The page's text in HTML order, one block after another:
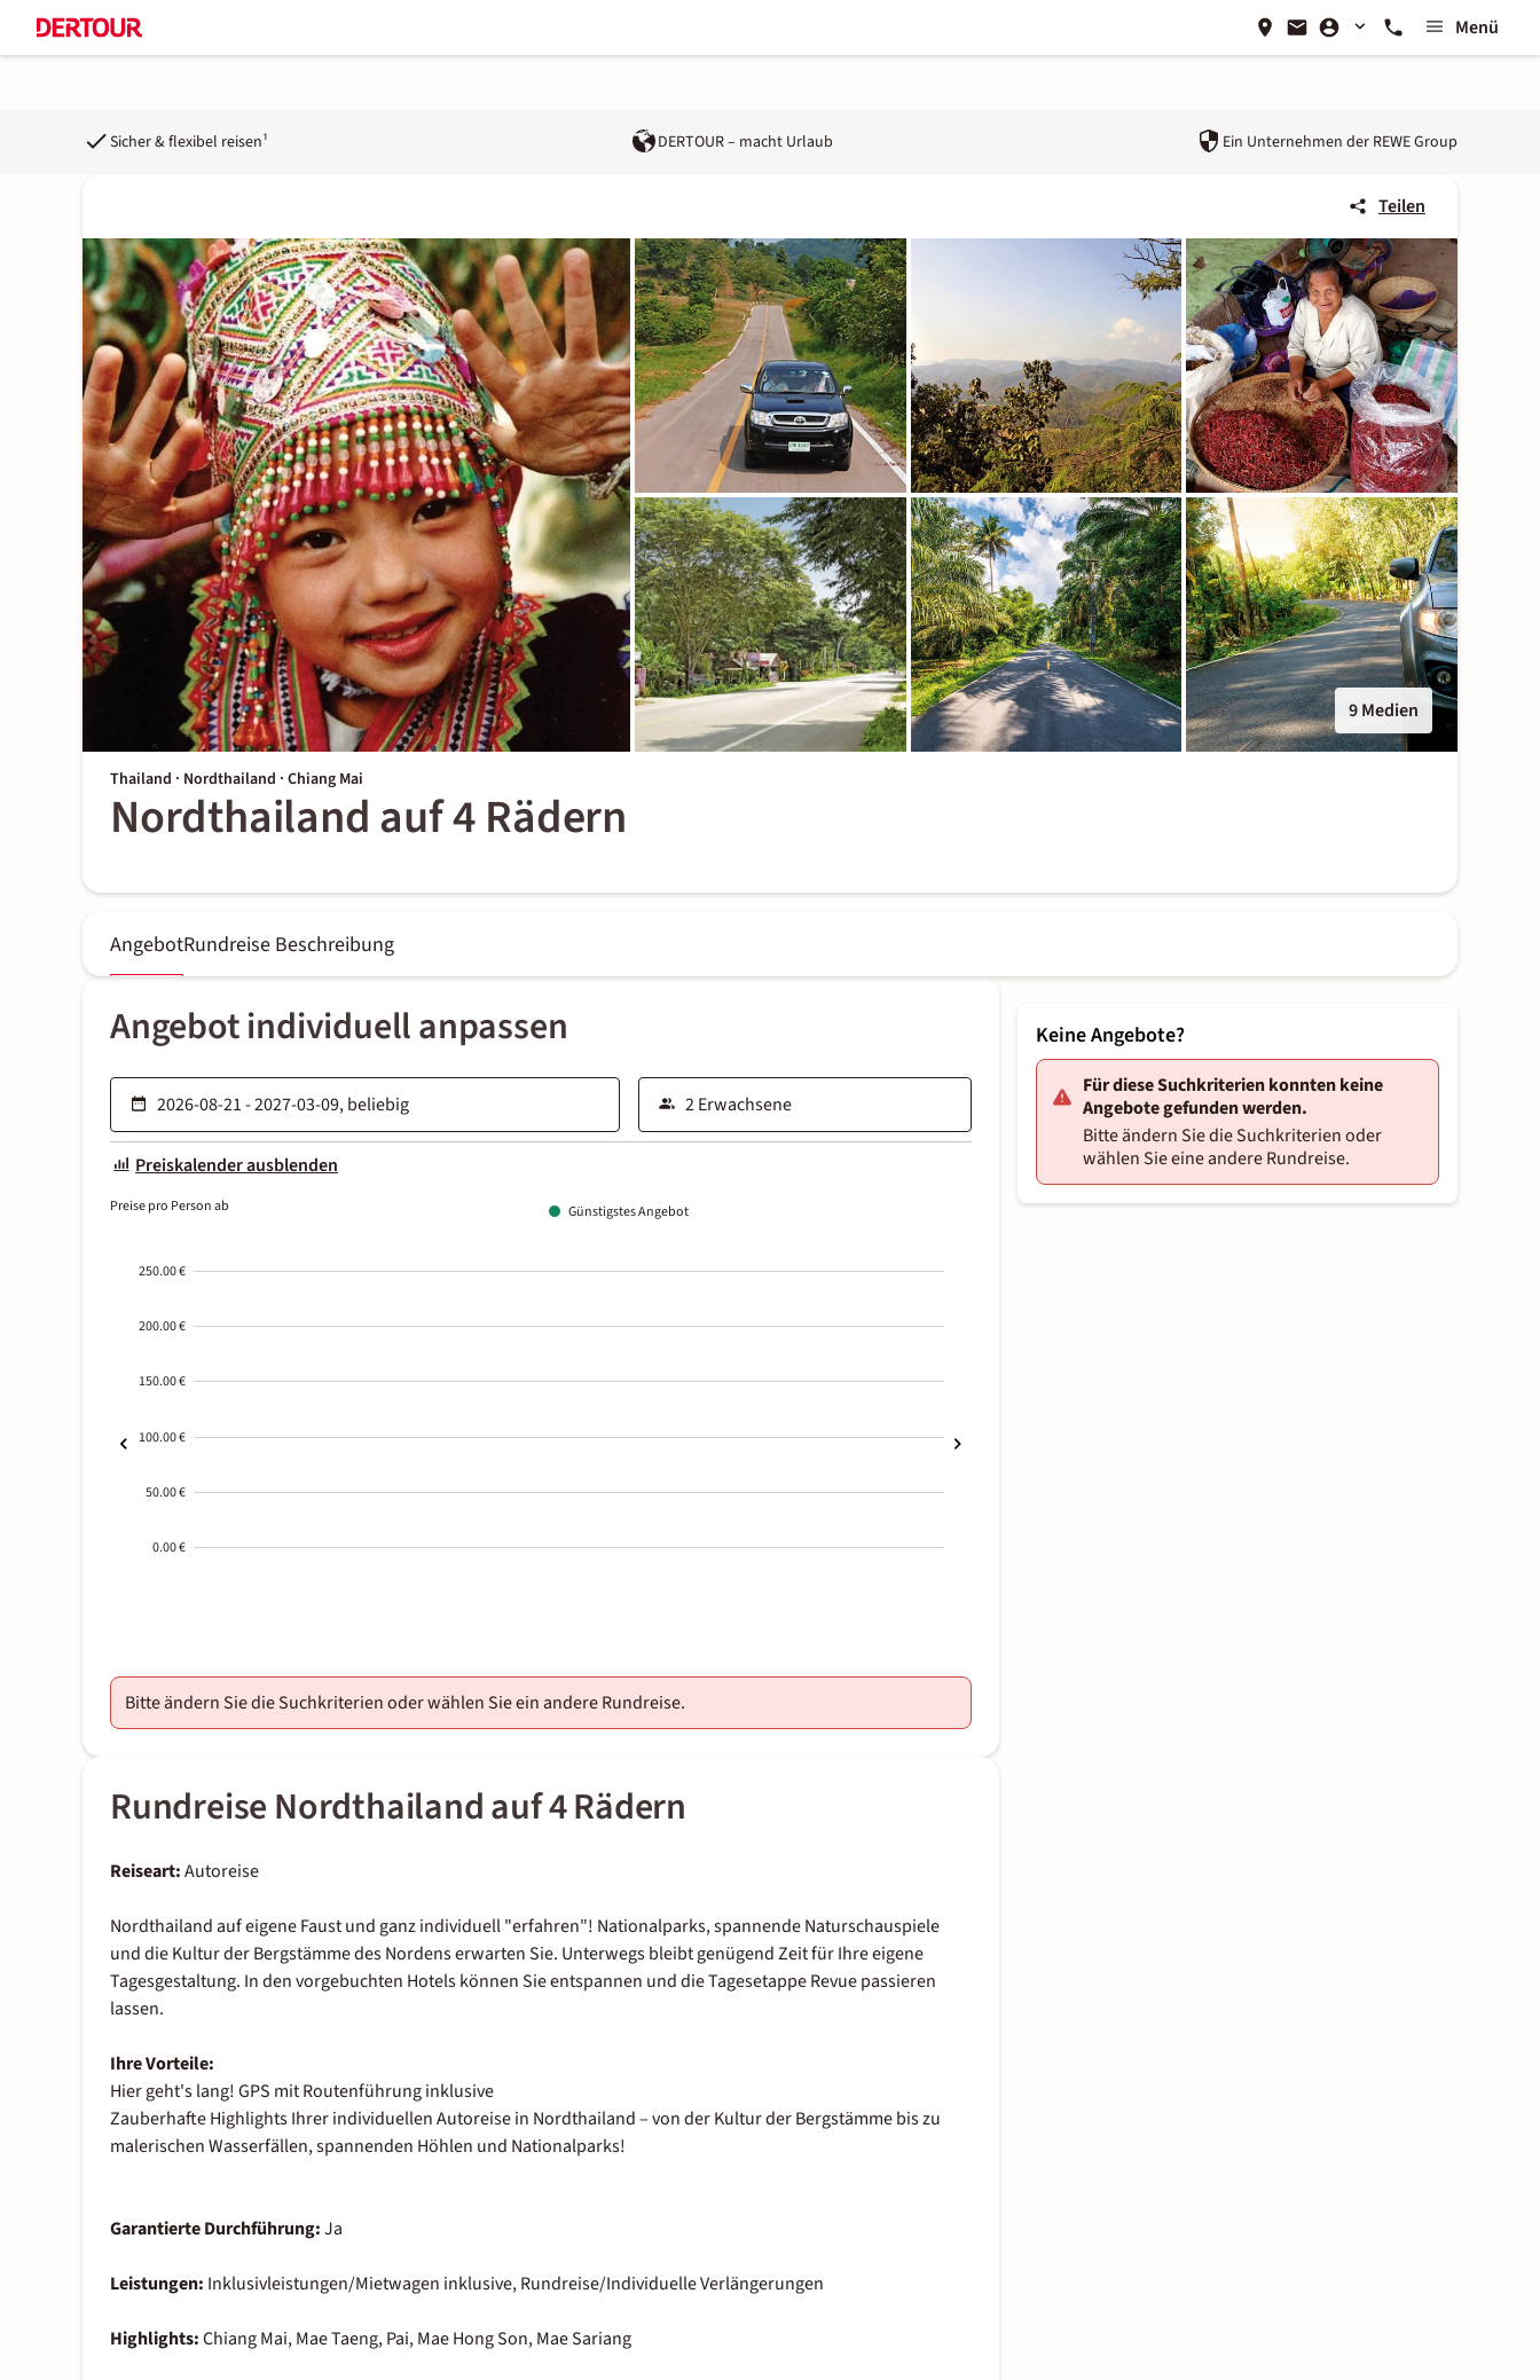
Menü
Sicher & flexibel reisen¹ DERTOUR – macht Urlaub Ein Unternehmen der REWE Group
Teilen
9 Medien
Thailand · Nordthailand · Chiang Mai
Nordthailand auf 4 Rädern
AngebotRundreise Beschreibung
Angebot individuell anpassen
Preiskalender ausblenden
Preise pro Person ab Günstigstes Angebot
250.00 €
200.00 €
150.00 €
100.00 €
50.00 €
0.00 €
Bitte ändern Sie die Suchkriterien oder wählen Sie ein andere Rundreise.
Rundreise Nordthailand auf 4 Rädern
Reiseart:Autoreise
Nordthailand auf eigene Faust und ganz individuell "erfahren"! Nationalparks, spannende Naturschauspiele
und die Kultur der Bergstämme des Nordens erwarten Sie. Unterwegs bleibt genügend Zeit für Ihre eigene
Tagesgestaltung. In den vorgebuchten Hotels können Sie entspannen und die Tagesetappe Revue passieren
lassen.
Ihre Vorteile:
Hier geht's lang! GPS mit Routenführung inklusive
Zauberhafte Highlights Ihrer individuellen Autoreise in Nordthailand – von der Kultur der Bergstämme bis zu
malerischen Wasserfällen, spannenden Höhlen und Nationalparks!
Garantierte Durchführung:Ja
Leistungen: Inklusivleistungen/Mietwagen inklusive, Rundreise/Individuelle Verlängerungen
Highlights:Chiang Mai, Mae Taeng, Pai, Mae Hong Son, Mae Sariang
Keine Angebote?
Für diese Suchkriterien konnten keine
Angebote gefunden werden.
Bitte ändern Sie die Suchkriterien oder
wählen Sie eine andere Rundreise.